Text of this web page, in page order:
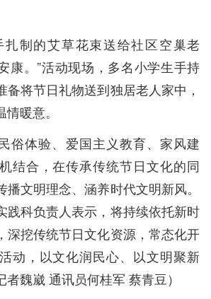
扎制的艾草花束送给社区空巢老
康。”活动现场，多名小学生手持
备将节日礼物送到独居老人家中，
暖意。
俗体验、爱国主义教育、家风建
结合，在传承传统节日文化的同
文明理念、涵养时代文明新风。
践科负责人表示，将持续依托新时
深挖传统节日文化资源，常态化开
动，以文化润民心、以文明聚新
者魏崴 通讯员何桂军 蔡青豆）